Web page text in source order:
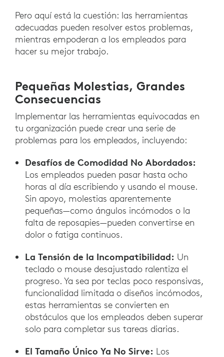
Pero aquí está la cuestión: las herramientas
adecuadas pueden resolver estos problemas,
mientras empoderan a los empleados para
hacer su mejor trabajo.
Pequeñas Molestias, Grandes
Consecuencias
Implementar las herramientas equivocadas en
tu organización puede crear una serie de
problemas para los empleados, incluyendo:
Desafíos de Comodidad No Abordados:
Los empleados pueden pasar hasta ocho
horas al día escribiendo y usando el mouse.
Sin apoyo, molestias aparentemente
pequeñas—como ángulos incómodos o la
falta de reposapies—pueden convertirse en
dolor o fatiga continuos.
La Tensión de la Incompatibilidad: Un
teclado o mouse desajustado ralentiza el
progreso. Ya sea por teclas poco responsivas,
funcionalidad limitada o diseños incómodos,
estas herramientas se convierten en
obstáculos que los empleados deben superar
solo para completar sus tareas diarias.
El Tamaño Único Ya No Sirve: Los